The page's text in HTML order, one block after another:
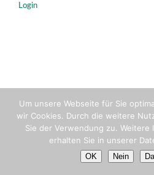
Login
Um unsere Webseite für Sie
wir Cookies. Durch die weitere
Sie der Verwendung zu. Weitere
erhalten Sie in unserer
OK Nein